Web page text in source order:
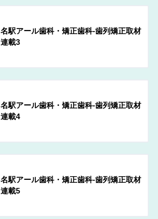
名駅アール歯科・矯正歯科-歯列矯正取材
連載3
名駅アール歯科・矯正歯科-歯列矯正取材
連載4
名駅アール歯科・矯正歯科-歯列矯正取材
連載5